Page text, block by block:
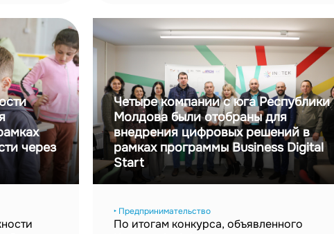
через
Четыре компании с юга Республики
Молдова были отобраны для
внедрения цифровых решений в
рамках программы Business Digital
Start
‣ Предпринимательство
По итогам конкурса, объявленного